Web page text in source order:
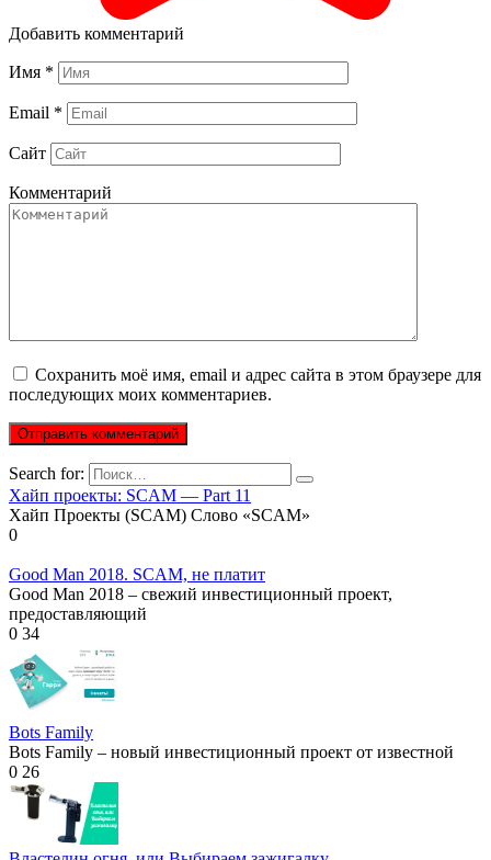
Добавить комментарий
Имя *
Email *
Сайт
Комментарий
Сохранить моё имя, email и адрес сайта в этом браузере для
последующих моих комментариев.
Search for:
Хайп проекты: SCAM — Part 11
Хайп Проекты (SCAM) Слово «SCAM»
0
Good Man 2018. SCAM, не платит
Good Man 2018 – свежий инвестиционный проект,
предоставляющий
0 34
Bots Family
Bots Family – новый инвестиционный проект от известной
0 26